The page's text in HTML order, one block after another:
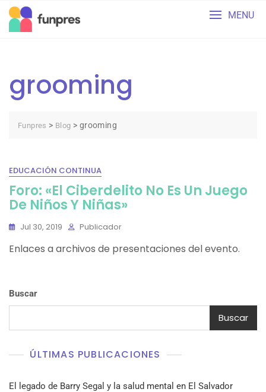
Skip
content
MENU
grooming
Funpres > Blog > grooming
EDUCACIÓN CONTINUA
Foro: «El Ciberdelito No Es Un Juego
De Niños Y Niñas»
Jul 30, 2019 Publicador
Enlaces a archivos de presentaciones del evento.
Buscar
Buscar
ÚLTIMAS PUBLICACIONES
El legado de Barry Segal y la salud mental en El Salvador